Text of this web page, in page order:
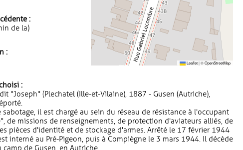
:
de la)
:
Leaflet|©OpenStreetMap
:
"Joseph" (Plechatel (Ille-et-Vilaine), 1887 - Gusen (Autriche),
sabotage, il est chargé au sein du réseau de résistance à l'occupant
de missions de renseignements, de protection d'aviateurs alliés, de
pièces d'identité et de stockage d'armes. Arrêté le 17 février 1944
interné au Pré-Pigeon, puis à Compiègne le 3 mars 1944. Il décède
de Gusen, en Autriche.